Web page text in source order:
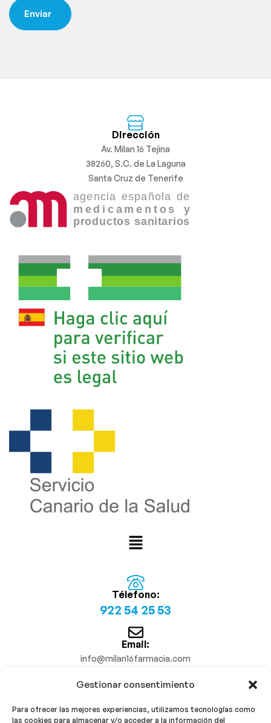
Gestionar consentimiento
Para ofrecer las mejores experiencias, utilizamos tecnologías como
las cookies para almacenar y/o acceder a la información del
Dirección
Av. Milan 16 Tejina
38260, S.C. de La Laguna
Santa Cruz de Tenerife
Télefono:
922 54 25 53
Email:
info@milan16farmacia.com
¡Síguenos!